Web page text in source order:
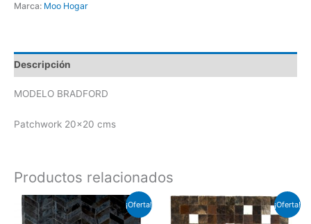
Marca: Moo Hogar
Descripción
MODELO BRADFORD
Patchwork 20×20 cms
Productos relacionados
¡Oferta!
El
precio
original
El
precio
actual
¡Oferta!
El
precio
original
El
precio
actual